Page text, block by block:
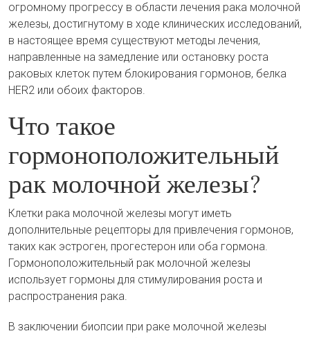
огромному прогрессу в области лечения рака молочной
железы, достигнутому в ходе клинических исследований,
в настоящее время существуют методы лечения,
направленные на замедление или остановку роста
раковых клеток путем блокирования гормонов, белка
HER2 или обоих факторов.
Что такое
гормоноположительный
рак молочной железы?
Клетки рака молочной железы могут иметь
дополнительные рецепторы для привлечения гормонов,
таких как эстроген, прогестерон или оба гормона.
Гормоноположительный рак молочной железы
использует гормоны для стимулирования роста и
распространения рака.
В заключении биопсии при раке молочной железы